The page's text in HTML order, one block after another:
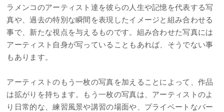
ラメンコのアーティスト達を彼らの人生や記憶を代表する写
真や、過去の特別な瞬間を表現したイメージと組み合わせる
事で、新たな視点を与えるものです。組み合わせた写真には
アーティスト自身が写っていることもあれば、そうでない事
もあります。
アーティストのもう一枚の写真を加えることによって、作品
は拡がりを持ちます。もう一枚の写真は、アーティストのよ
り日常的な、練習風景や講習の場面や、プライベートなパー